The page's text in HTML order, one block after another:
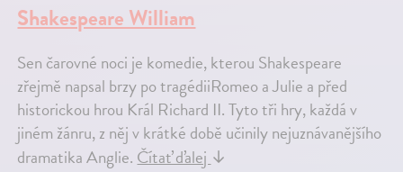
Shakespeare William
Sen čarovné noci je komedie, kterou Shakespeare
zřejmě napsal brzy po tragédiiRomeo a Julie a před
historickou hrou Král Richard II. Tyto tři hry, každá v
jiném žánru, z něj v krátké době učinily nejuznávanějšího
dramatika Anglie.Čítať ďalej↓